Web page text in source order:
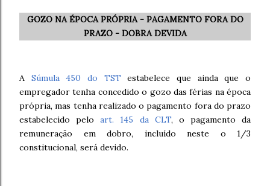
GOZO NA ÉPOCA PRÓPRIA - PAGAMENTO FORA DO
PRAZO - DOBRA DEVIDA
A Súmula 450 do TST estabelece que ainda que o
empregador tenha concedido o gozo das férias na época
própria, mas tenha realizado o pagamento fora do prazo
estabelecido peloart. 145 da CLT, o pagamento da
remuneração em dobro, incluído neste o 1/3
constitucional, será devido.